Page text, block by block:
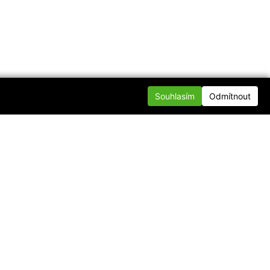
Souhlasím Odmítnout